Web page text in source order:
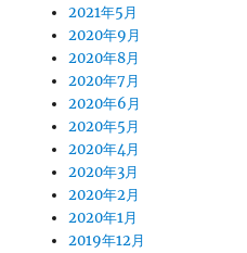
2021年5月
2020年9月
2020年8月
2020年7月
2020年6月
2020年5月
2020年4月
2020年3月
2020年2月
2020年1月
2019年12月